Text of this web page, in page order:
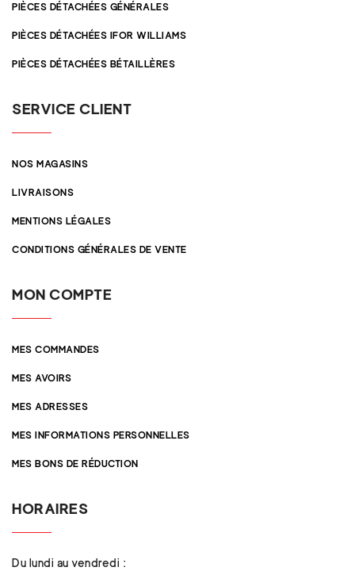
PIÈCES DÉTACHÉES GÉNÉRALES
PIÈCES DÉTACHÉES IFOR WILLIAMS
PIÈCES DÉTACHÉES BÉTAILLÈRES
SERVICE CLIENT
NOS MAGASINS
LIVRAISONS
MENTIONS LÉGALES
CONDITIONS GÉNÉRALES DE VENTE
MON COMPTE
MES COMMANDES
MES AVOIRS
MES ADRESSES
MES INFORMATIONS PERSONNELLES
MES BONS DE RÉDUCTION
HORAIRES
Du lundi au vendredi :